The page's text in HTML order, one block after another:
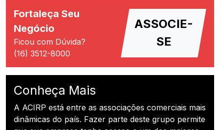
Fortaleça Seu
Negócio
Ficou com Dúvida?
(16) 3512-8000
ASSOCIE-
SE
Conheça Mais
A ACIRP está entre as associações comerciais mais
dinâmicas do país. Fazer parte deste grupo permite